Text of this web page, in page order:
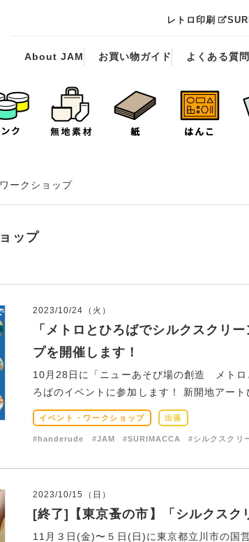
レトロ印刷
About JAM お買い物ガイド よくある質問
ークショップ
ップ
2023/10/24（火）
「メトロとひろばでシルクスクリ
プを開催します！
10月28日に「ニューあそび場の創造 メトロ
ろばのイベントに参加します！ 新開地アー
イベント・ワークショップ 出張
#handerude #JAM #SURIMACCA #シルクスクリ
2023/10/15（日）
[終了]【東京蚤の市】「シルクスク
11月３日(金)〜５日(日)に東京都立川市の国